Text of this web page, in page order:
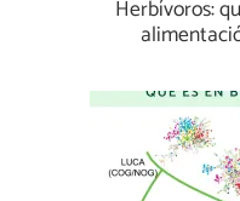
Herbívoros: